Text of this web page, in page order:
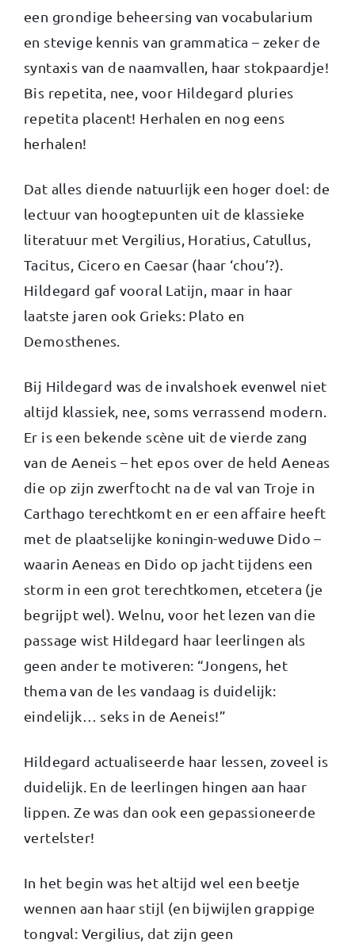
een grondige beheersing van vocabularium
en stevige kennis van grammatica – zeker de
syntaxis van de naamvallen, haar stokpaardje!
Bis repetita, nee, voor Hildegard pluries
repetita placent! Herhalen en nog eens
herhalen!
Dat alles diende natuurlijk een hoger doel: de
lectuur van hoogtepunten uit de klassieke
literatuur met Vergilius, Horatius, Catullus,
Tacitus, Cicero en Caesar (haar ‘chou’?).
Hildegard gaf vooral Latijn, maar in haar
laatste jaren ook Grieks: Plato en
Demosthenes.
Bij Hildegard was de invalshoek evenwel niet
altijd klassiek, nee, soms verrassend modern.
Er is een bekende scène uit de vierde zang
van de Aeneis – het epos over de held Aeneas
die op zijn zwerftocht na de val van Troje in
Carthago terechtkomt en er een affaire heeft
met de plaatselijke koningin-weduwe Dido –
waarin Aeneas en Dido op jacht tijdens een
storm in een grot terechtkomen, etcetera (je
begrijpt wel). Welnu, voor het lezen van die
passage wist Hildegard haar leerlingen als
geen ander te motiveren: “Jongens, het
thema van de les vandaag is duidelijk:
eindelijk… seks in de Aeneis!”
Hildegard actualiseerde haar lessen, zoveel is
duidelijk. En de leerlingen hingen aan haar
lippen. Ze was dan ook een gepassioneerde
vertelster!
In het begin was het altijd wel een beetje
wennen aan haar stijl (en bijwijlen grappige
tongval: Vergilius, dat zijn geen